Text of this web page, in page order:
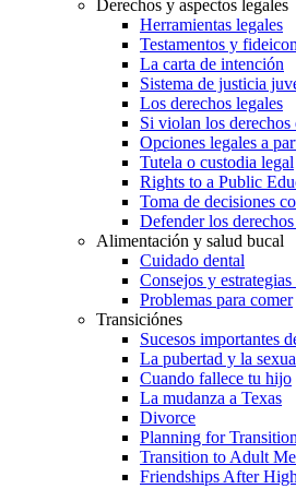
Derechos y aspectos legales
Herramientas legales
Testamentos y
La carta de intención
Sistema de justicia
Los derechos legales
Si violan los
Opciones legales a
Tutela o custodia legal
Rights to a Public
Toma de decisiones
Defender los
Alimentación y salud bucal
Cuidado dental
Consejos y
Problemas para comer
Transiciónes
Sucesos importantes
La pubertad y la
Cuando fallece tu hijo
La mudanza a Texas
Divorce
Planning for
Transition to Adult
Friendships After